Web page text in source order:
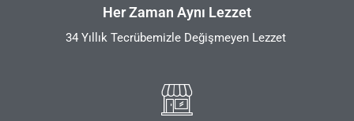
Her Zaman Aynı Lezzet
34 Yıllık Tecrübemizle Değişmeyen Lezzet